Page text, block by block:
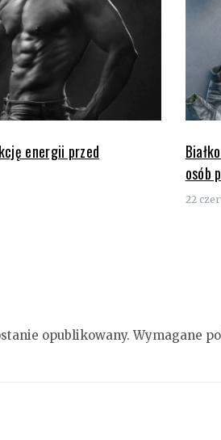
energii przed
osób
22
opublikowany. Wymagane